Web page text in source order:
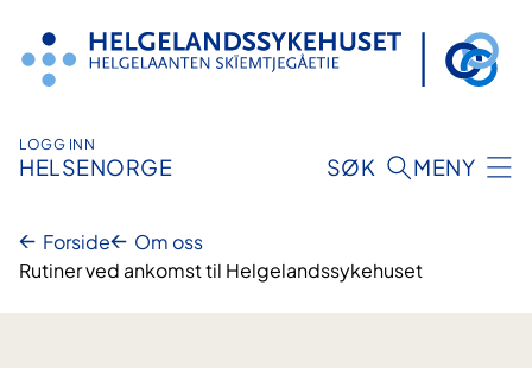
innhold
LOGG INN
HELSENORGE SØK MENY
Forside
Om oss
Rutiner ved ankomst til Helgelandssykehuset